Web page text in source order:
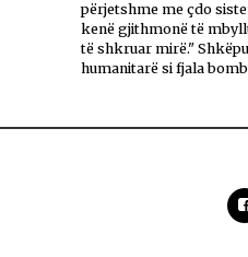
përjetshme me çdo
kenë gjithmonë të
të shkruar mirë."
humanitarë si fjala